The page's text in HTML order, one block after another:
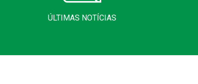
ÚLTIMAS NOTÍCIAS